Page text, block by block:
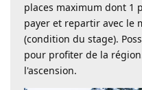
places maximum dont 1
payer et repartir avec le
(condition du stage).
pour profiter de la
l'ascension.